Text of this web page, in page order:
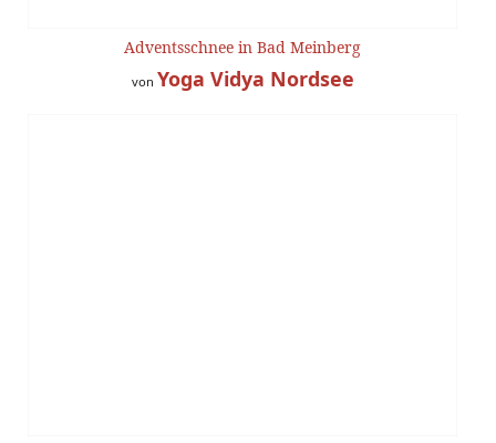
Adventsschnee in Bad Meinberg
von Yoga Vidya Nordsee